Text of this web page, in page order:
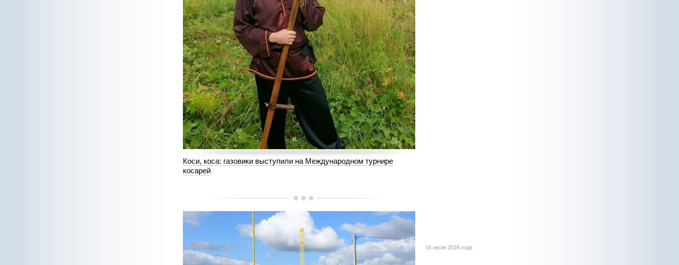
Коси, коса: газовики выступили на Международном турнире
косарей
16 июля 2026 года